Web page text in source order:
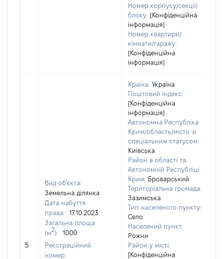
Номер корпусу/секції/
блоку: [Конфіденційна
інформація]
Номер квартири/
кімнати/гаражу:
[Конфіденційна
інформація]
5
Вид об'єкта:
Земельна ділянка
Дата набуття
права:
17.10.2023
Загальна площа
(м2):
1000
Реєстраційний
номер
Країна: Україна
Поштовий індекс:
[Конфіденційна
інформація]
Автономна Республіка
Крим/область/місто зі
спеціальним статусом:
Київська
Район в області та
Автономній Республіці
Крим: Броварський
Територіальна громада:
Зазимська
Тип населеного пункту:
Село
Населений пункт:
Рожни
Район у місті:
[Конфіденційна